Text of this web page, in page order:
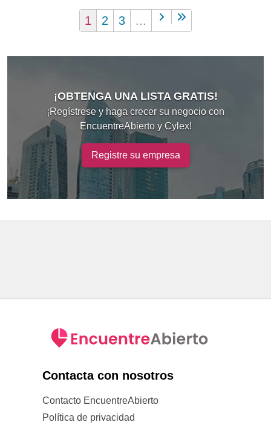
1 2 3 ...
¡OBTENGA UNA LISTA GRATIS!
¡Regístrese y haga crecer su negocio con
EncuentreAbierto y Cylex!
Registre su empresa
Contacta con nosotros
Contacto EncuentreAbierto
Política de privacidad